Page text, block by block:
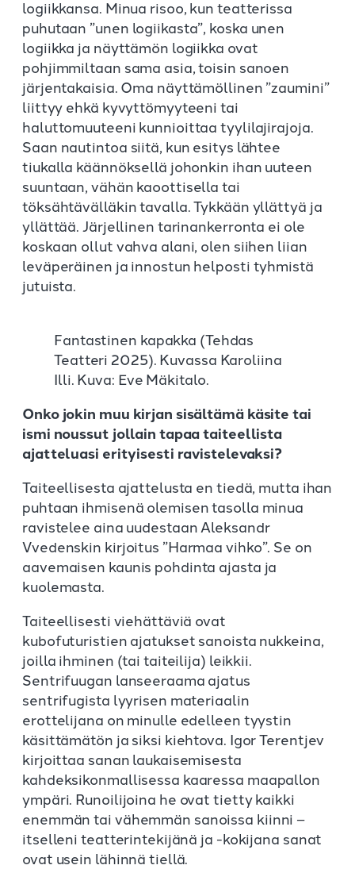
logiikkansa. Minua risoo, kun teatterissa
puhutaan ”unen logiikasta”, koska unen
logiikka ja näyttämön logiikka ovat
pohjimmiltaan sama asia, toisin sanoen
järjentakaisia. Oma näyttämöllinen ”zaumini”
liittyy ehkä kyvyttömyyteeni tai
haluttomuuteeni kunnioittaa tyylilajirajoja.
Saan nautintoa siitä, kun esitys lähtee
tiukalla käännöksellä johonkin ihan uuteen
suuntaan, vähän kaoottisella tai
töksähtävälläkin tavalla. Tykkään yllättyä ja
yllättää. Järjellinen tarinankerronta ei ole
koskaan ollut vahva alani, olen siihen liian
leväperäinen ja innostun helposti tyhmistä
jutuista.
Fantastinen kapakka (Tehdas
Teatteri 2025). Kuvassa Karoliina
Illi. Kuva: Eve Mäkitalo.
Onko jokin muu kirjan sisältämä käsite tai
ismi noussut jollain tapaa taiteellista
ajatteluasi erityisesti ravistelevaksi?
Taiteellisesta ajattelusta en tiedä, mutta ihan
puhtaan ihmisenä olemisen tasolla minua
ravistelee aina uudestaan Aleksandr
Vvedenskin kirjoitus ”Harmaa vihko”. Se on
aavemaisen kaunis pohdinta ajasta ja
kuolemasta.
Taiteellisesti viehättäviä ovat
kubofuturistien ajatukset sanoista nukkeina,
joilla ihminen (tai taiteilija) leikkii.
Sentrifuugan lanseeraama ajatus
sentrifugista lyyrisen materiaalin
erottelijana on minulle edelleen tyystin
käsittämätön ja siksi kiehtova. Igor Terentjev
kirjoittaa sanan laukaisemisesta
kahdeksikonmallisessa kaaressa maapallon
ympäri. Runoilijoina he ovat tietty kaikki
enemmän tai vähemmän sanoissa kiinni –
itselleni teatterintekijänä ja -kokijana sanat
ovat usein lähinnä tiellä.